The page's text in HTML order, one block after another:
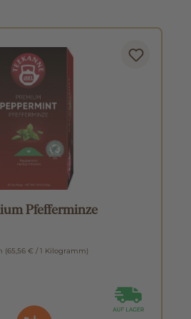
Pfefferminze
(65,56 € / 1 Kilogramm)